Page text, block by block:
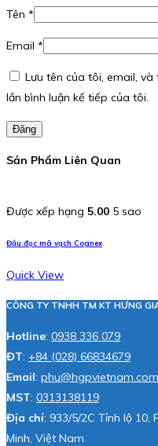
Tên *
Email *
Lưu tên của tôi, email,
lần bình luận kế tiếp của tôi.
Đăng
Sản Phẩm Liên Quan
Được xếp hạng 5.00 5 sao
Đầu đọc mã vạch Cognex
Quick View
CÔNG TY TNHH TM KT HƯNG
Hotline: 0938 336 079
ĐT: +84 (028) 66834679
Email: phu@hgpvietnam.com
MST: 0313138119
Địa chỉ: 933/5/2C Tỉnh lộ 10,
Minh, Việt Nam.